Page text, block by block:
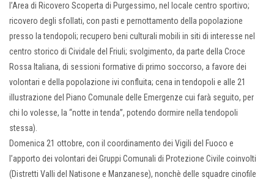
l’Area di Ricovero Scoperta di Purgessimo, nel locale centro sportivo;
ricovero degli sfollati, con pasti e pernottamento della popolazione
presso la tendopoli; recupero beni culturali mobili in siti di interesse nel
centro storico di Cividale del Friuli; svolgimento, da parte della Croce
Rossa Italiana, di sessioni formative di primo soccorso, a favore dei
volontari e della popolazione ivi confluita; cena in tendopoli e alle 21
illustrazione del Piano Comunale delle Emergenze cui farà seguito, per
chi lo volesse, la “notte in tenda”, potendo dormire nella tendopoli
stessa).
Domenica 21 ottobre, con il coordinamento dei Vigili del Fuoco e
l’apporto dei volontari dei Gruppi Comunali di Protezione Civile coinvolti
(Distretti Valli del Natisone e Manzanese), nonchè delle squadre cinofile